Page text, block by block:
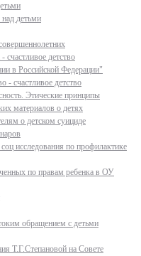
детьми
счастливое детство
в Российской Федерации"
- счастливое детство
Этические принципы
материалов о детях
о детском суициде
исследования по профилактике
по правам ребенка в ОУ
обращением с детьми
Т.Г.Степановой на Совете